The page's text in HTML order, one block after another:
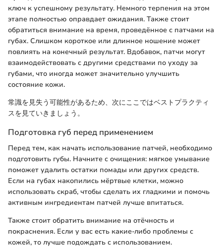
ключ к успешному результату. Немного терпения на этом
этапе полностью оправдает ожидания. Также стоит
обратиться внимание на время, проведённое с патчами на
губах. Слишком короткое или длинное ношение может
повлиять на конечный результат. Вдобавок, патчи могут
взаимодействовать с другими средствами по уходу за
губами, что иногда может значительно улучшить
состояние кожи.
常識を見失う可能性があるため、次にここではベストプラクティ
スを見ていきましょう。
Подготовка губ перед применением
Перед тем, как начать использование патчей, необходимо
подготовить губы. Начните с очищения: мягкое умывание
поможет удалить остатки помады или других средств.
Если на губах накопились мёртвые клетки, можно
использовать скраб, чтобы сделать их гладкими и помочь
активным ингредиентам патчей лучше впитаться.
Также стоит обратить внимание на отёчность и
покраснения. Если у вас есть какие-либо проблемы с
кожей, то лучше подождать с использованием.